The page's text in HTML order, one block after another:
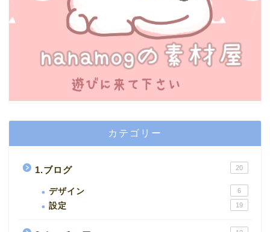
カテゴリー
1.ブログ 20
デザイン 6
設定 19